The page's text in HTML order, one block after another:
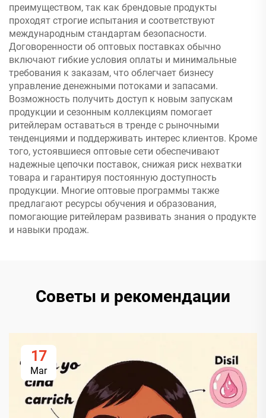
преимуществом, так как брендовые продукты
проходят строгие испытания и соответствуют
международным стандартам безопасности.
Договоренности об оптовых поставках обычно
включают гибкие условия оплаты и минимальные
требования к заказам, что облегчает бизнесу
управление денежными потоками и запасами.
Возможность получить доступ к новым запускам
продукции и сезонным коллекциям помогает
ритейлерам оставаться в тренде с рыночными
тенденциями и поддерживать интерес клиентов. Кроме
того, устоявшиеся оптовые сети обеспечивают
надежные цепочки поставок, снижая риск нехватки
товара и гарантируя постоянную доступность
продукции. Многие оптовые программы также
предлагают ресурсы обучения и образования,
помогающие ритейлерам развивать знания о продукте
и навыки продаж.
Советы и рекомендации
17
Mar